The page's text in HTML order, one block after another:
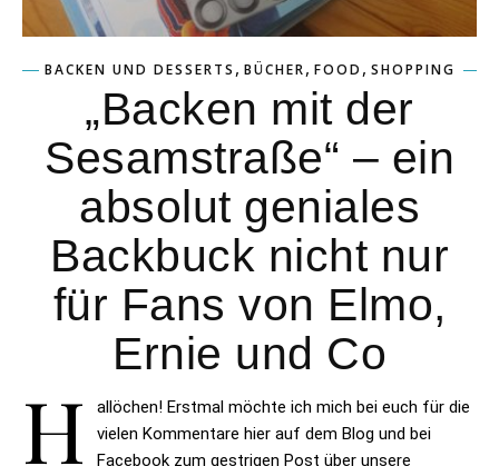
BACKEN UND DESSERTS , BÜCHER, FOOD , SHOPPING
„Backen mit der
Sesamstraße“ – ein
absolut geniales
Backbuck nicht nur
für Fans von Elmo,
Ernie und Co
H
allöchen! Erstmal möchte ich mich bei euch für die
vielen Kommentare hier auf dem Blog und bei
Facebook zum gestrigen Post über unsere